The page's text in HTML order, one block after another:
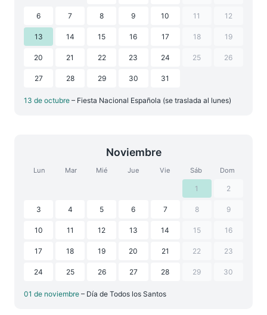
6 7 8 9 10 11 12
13 14 15 16 17 18 19
20 21 22 23 24 25 26
27 28 29 30 31
13 de octubre – Fiesta Nacional Española (se traslada al lunes)
Noviembre
Lun Mar Mié Jue Vie Sáb Dom
1 2
3 4 5 6 7 8 9
10 11 12 13 14 15 16
17 18 19 20 21 22 23
24 25 26 27 28 29 30
01 de noviembre – Día de Todos los Santos